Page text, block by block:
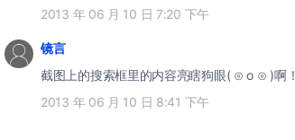
2013 年 06 月 10 日 7:20 下午
镜言
截图上的搜索框里的内容亮瞎狗眼( ⊙ o ⊙ )啊！
2013 年 06 月 10 日 8:41 下午